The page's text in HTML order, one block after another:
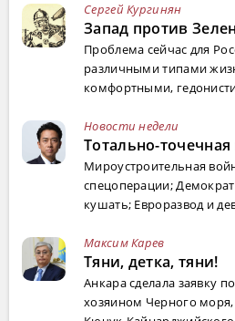
Сергей Кургинян
Запад против
Проблема сейчас для
различными типами
комфортными,
Новости недели
Тотально-
Мироустроительная
спецоперации;
кушать; Евроразвод и
Максим Карев
Тяни, детка, тяни!
Анкара сделала заявку
хозяином Черного